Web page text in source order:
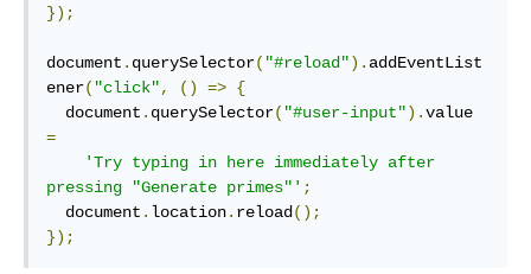
});
document . querySelector( "#reload"). addEventList
ener( "click", () => {
  document
. querySelector( "#user-input").
=
'Try typing in here immediately after
pressing "Generate primes"' ;
  document
. location. reload ();
});